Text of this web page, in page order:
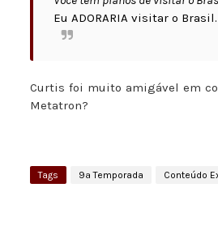
Eu ADORARIA visitar o
Curtis foi muito amigável em
Metatron?
Tags 9ª Temporada Conteúdo